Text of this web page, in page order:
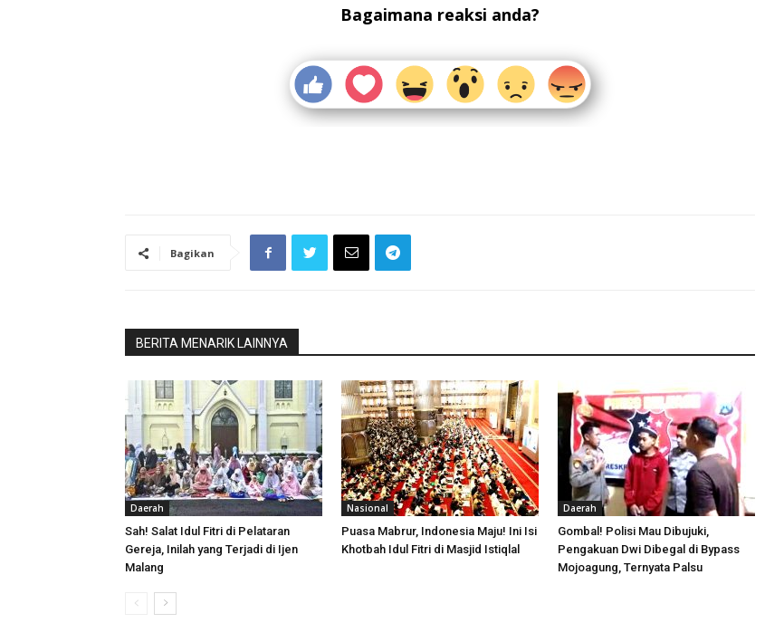
Bagaimana reaksi anda?
Bagikan
BERITA MENARIK LAINNYA
Daerah
Sah! Salat Idul Fitri di Pelataran
Gereja, Inilah yang Terjadi di Ijen
Malang
Nasional
Puasa Mabrur, Indonesia Maju! Ini Isi
Khotbah Idul Fitri di Masjid Istiqlal
Daerah
Gombal! Polisi Mau Dibujuki,
Pengakuan Dwi Dibegal di Bypass
Mojoagung, Ternyata Palsu